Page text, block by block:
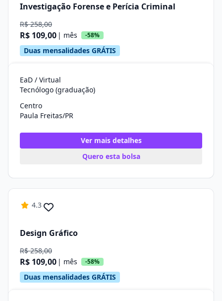
Investigação Forense e Perícia Criminal
R$ 258,00
R$ 109,00 | mês -58%
Duas mensalidades GRÁTIS
EaD / Virtual
Tecnólogo (graduação)
Centro
Paula Freitas/PR
Ver mais detalhes
Quero esta bolsa
4.3
Design Gráfico
R$ 258,00
R$ 109,00 | mês -58%
Duas mensalidades GRÁTIS